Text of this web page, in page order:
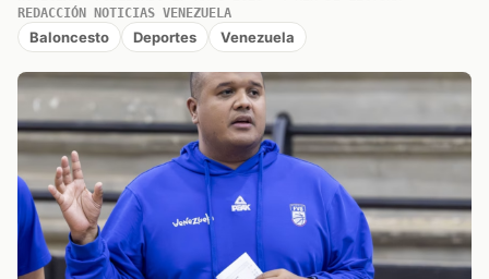
REDACCIÓN NOTICIAS VENEZUELA
Baloncesto Deportes Venezuela